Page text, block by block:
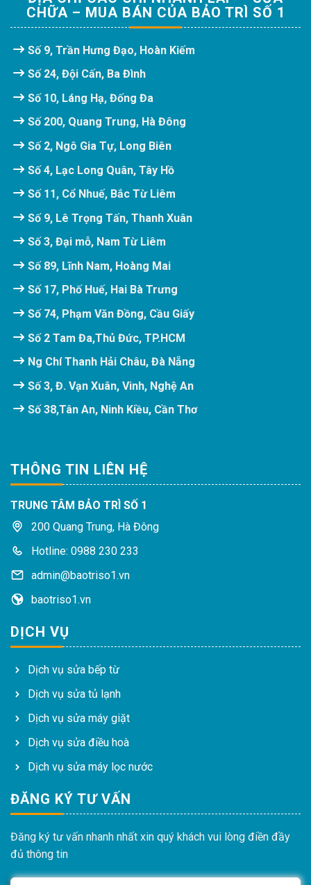
CHỮA – MUA BÁN CỦA BẢO TRÌ SỐ 1
Số 9, Trần Hưng Đạo, Hoàn Kiếm
Số 24, Đội Cấn, Ba Đình
Số 10, Láng Hạ, Đống Đa
Số 200, Quang Trung, Hà Đông
Số 2, Ngô Gia Tự, Long Biên
Số 4, Lạc Long Quân, Tây Hồ
Số 11, Cổ Nhuế, Bắc Từ Liêm
Số 9, Lê Trọng Tấn, Thanh Xuân
Số 3, Đại mỗ, Nam Từ Liêm
Số 89, Lĩnh Nam, Hoàng Mai
Số 17, Phố Huế, Hai Bà Trưng
Số 74, Phạm Văn Đồng, Cầu Giấy
Số 2 Tam Đa,Thủ Đức, TP.HCM
Ng Chí Thanh Hải Châu, Đà Nẵng
Số 3, Đ. Vạn Xuân, Vinh, Nghệ An
Số 38,Tân An, Ninh Kiều, Cần Thơ
THÔNG TIN LIÊN HỆ
TRUNG TÂM BẢO TRÌ SỐ 1
200 Quang Trung, Hà Đông
Hotline: 0988 230 233
admin@baotriso1.vn
baotriso1.vn
DỊCH VỤ
Dịch vụ sửa bếp từ
Dịch vụ sửa tủ lạnh
Dịch vụ sửa máy giặt
Dịch vụ sửa điều hoà
Dịch vụ sửa máy lọc nước
ĐĂNG KÝ TƯ VẤN
Đăng ký tư vấn nhanh nhất xin quý khách vui lòng điền đầy
đủ thông tin